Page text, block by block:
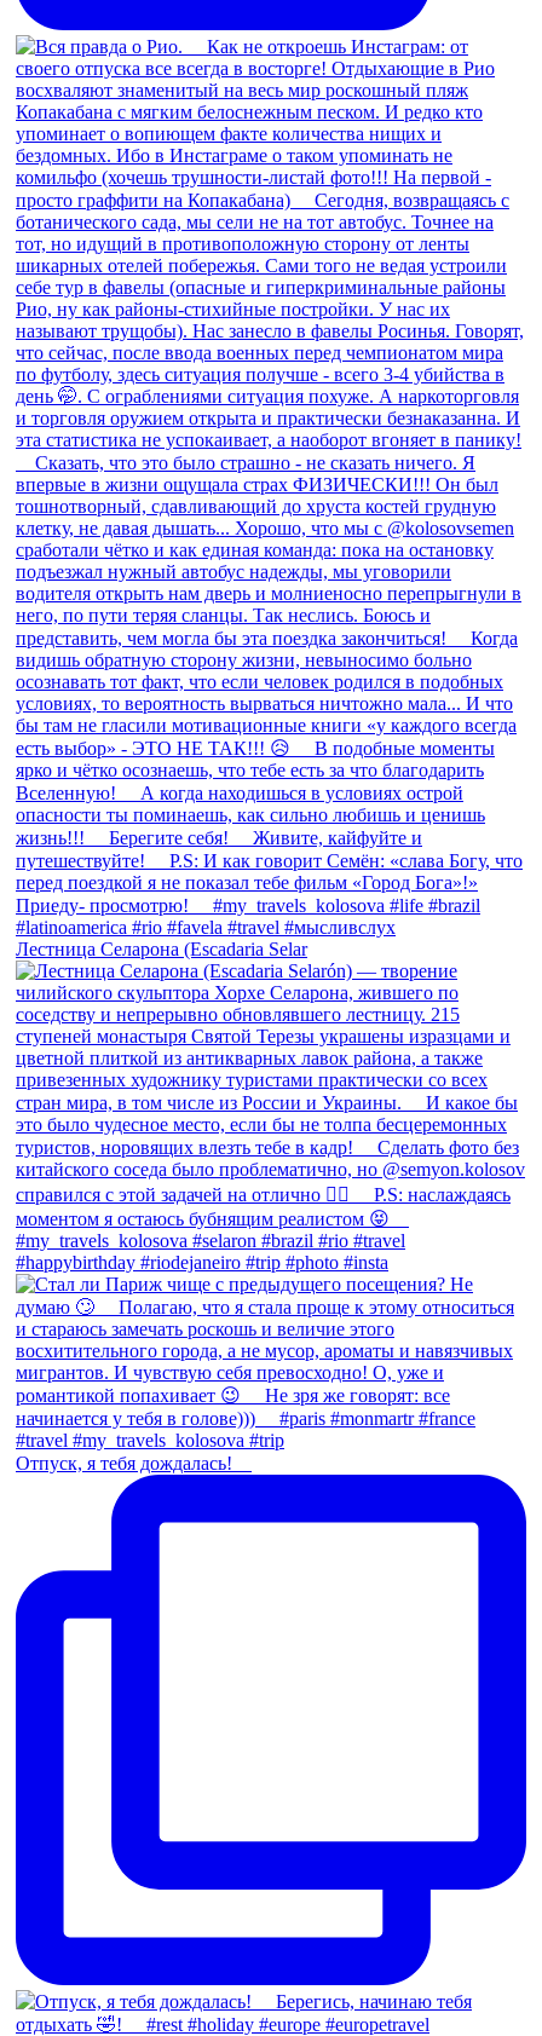
Лестница Селарона (Escadaria Selar
Отпуск, я тебя дождалась! ⠀